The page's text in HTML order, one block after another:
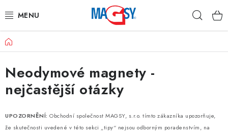
na
HLAVNÉ KATEGÓRIE
MAGNETICKÉ POMÔCKY
PRIEMYSELNÉ MAGNETY
OSTATNÉ MAGNETY
Domov
Neodymové magnety -
nejčastější otázky
UPOZORNĚNÍ: Obchodní společnost MAGSY, s.r.o. tímto zákazníka upozorňuje,
že skutečnosti uvedené v této sekci „tipy“ nejsou odborným poradenstvím, na